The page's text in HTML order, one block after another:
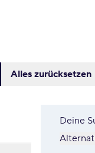
Alles zurücksetzen
Deine